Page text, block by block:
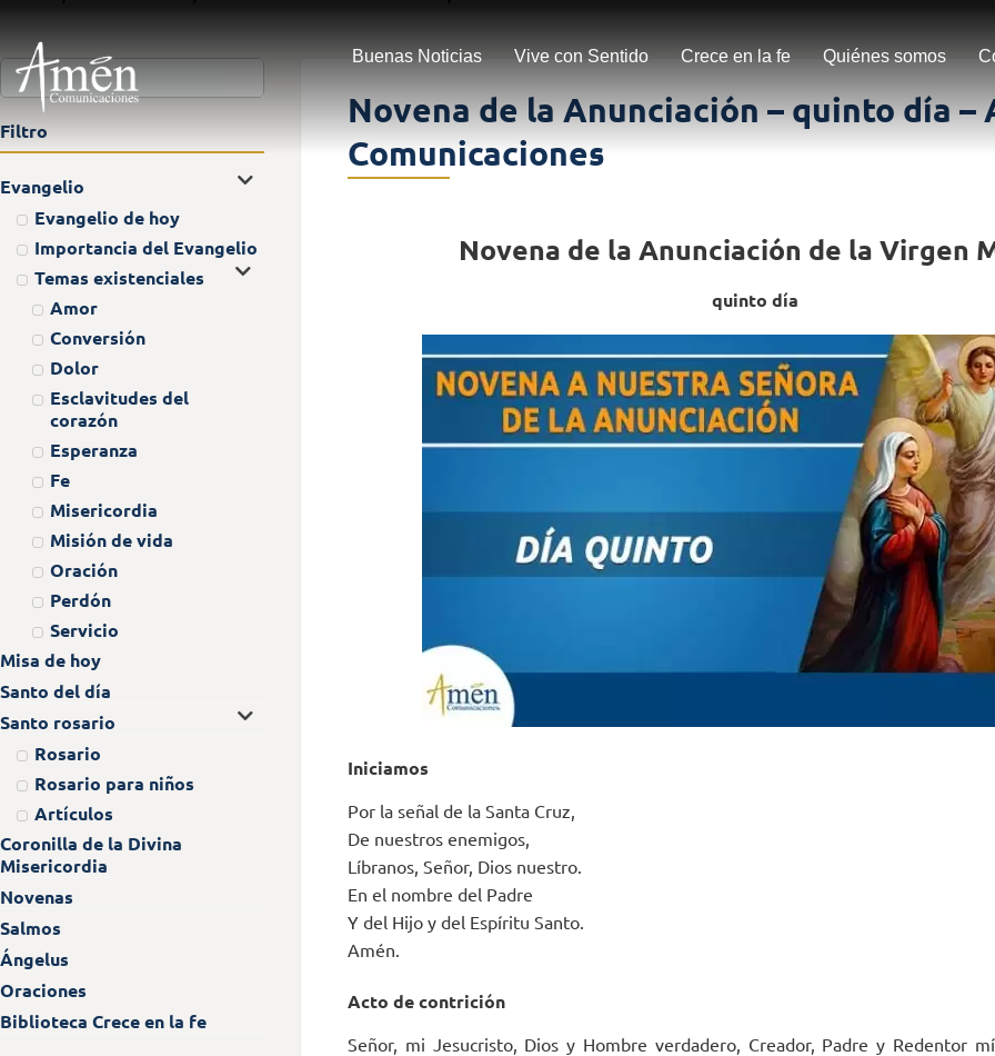
Buenas Noticias Vive con Sentido Crece en la fe Quiénes somos
Filtro
Evangelio
Evangelio de hoy
Importancia del Evangelio
Temas existenciales
Amor
Conversión
Dolor
Esclavitudes del
corazón
Esperanza
Fe
Misericordia
Misión de vida
Oración
Perdón
Servicio
Misa de hoy
Santo del día
Santo rosario
Rosario
Rosario para niños
Artículos
Coronilla de la Divina
Misericordia
Novenas
Salmos
Ángelus
Oraciones
Biblioteca Crece en la fe
Novena de la Anunciación – quinto día –
Comunicaciones
Novena de la Anunciación de la Virgen
quinto día
Iniciamos
Por la señal de la Santa Cruz,
De nuestros enemigos,
Líbranos, Señor, Dios nuestro.
En el nombre del Padre
Y del Hijo y del Espíritu Santo.
Amén.
Acto de contrición
Señor, mi Jesucristo, Dios y Hombre verdadero, Creador, Padre y Redentor